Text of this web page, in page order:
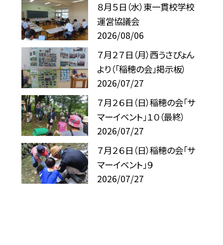
８月５日（水）東一貫校学校
運営協議会
2026/08/06
７月２７日（月）西うさぴょん
より（「稲穂の会」掲示板）
2026/07/27
７月２６日（日）稲穂の会「サ
マーイベント」１０（最終）
2026/07/27
７月２６日（日）稲穂の会「サ
マーイベント」９
2026/07/27